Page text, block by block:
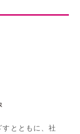
すとともに、社